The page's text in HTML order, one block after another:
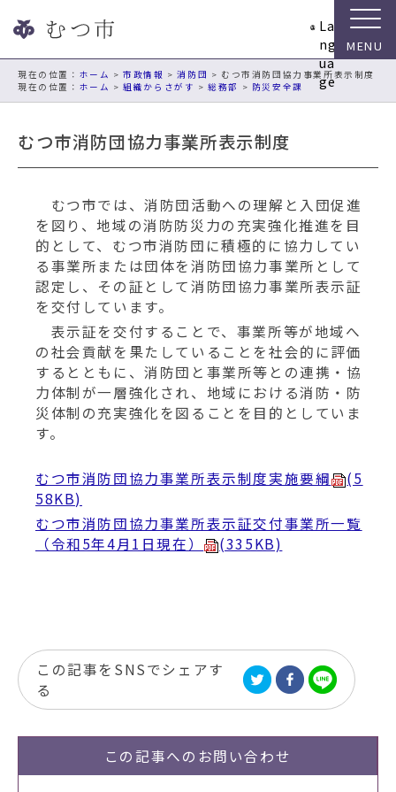
ビ
La
ng
ua
ge
現在の位置： ホーム >市政情報 >消防団 > むつ市消防団協力事業所表示制度
ホーム >組織からさがす >総務部 > 防災安全課
むつ市消防団協力事業所表示制度
むつ市では、消防団活動への理解と入団促進
を図り、地域の消防防災力の充実強化推進を目
的として、むつ市消防団に積極的に協力してい
る事業所または団体を消防団協力事業所として
認定し、その証として消防団協力事業所表示証
を交付しています。
表示証を交付することで、事業所等が地域へ
の社会貢献を果たしていることを社会的に評価
するとともに、消防団と事業所等との連携・協
力体制が一層強化され、地域における消防・防
災体制の充実強化を図ることを目的としていま
す。
むつ市消防団協力事業所表示制度実施要綱
(5
58KB)
むつ市消防団協力事業所表示証交付事業所一覧
（令和5年4月1日現在）
(335KB)
この記事をSNSでシェアす
る
この記事への お問い合わせ